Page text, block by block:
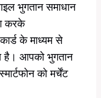
भुगतान समाधान
करके
के माध्यम से
है। आपको भुगतान
को मर्चेंट